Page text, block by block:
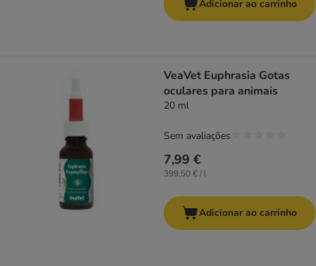
Adicionar ao carrinho
VeaVet Euphrasia Gotas
oculares para animais
20 ml
7,99 €
399,50 € / l
Sem avaliações
Adicionar ao carrinho